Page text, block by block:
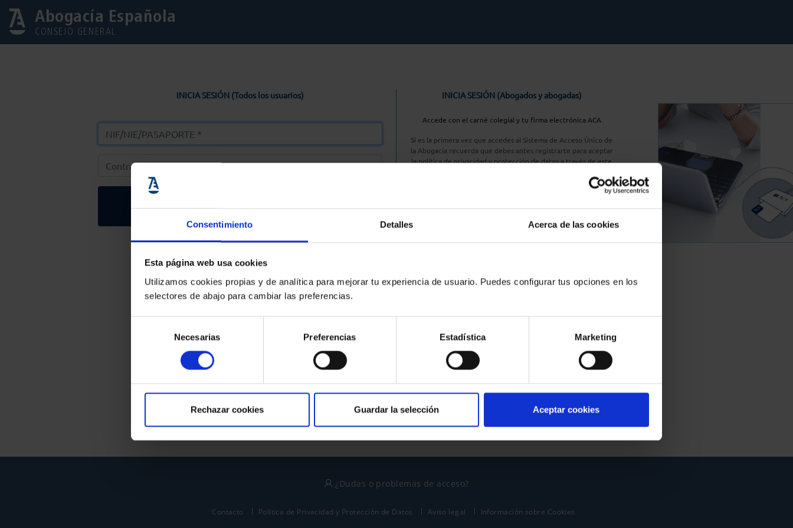
Consentimiento Detalles Acerca de las cookies
Esta página web usa cookies
Utilizamos cookies propias y de analítica para mejorar tu experiencia de usuario. Puedes configurar tus opciones en los
selectores de abajo para cambiar las preferencias.
consentimiento
Necesarias Preferencias Estadística Marketing
Rechazar cookies Guardar la selección Aceptar cookies
Abogacía Española
CONSEJO GENERAL
INICIA SESIÓN (Todos los usuarios)
Entrar
Solicitar Contraseña
INICIA SESIÓN (Abogados y abogadas)
Accede con el carné colegial y tu firma electrónica ACA
Si es la primera vez que accedes al Sistema de Acceso Único de
la Abogacía recuerda que debes antes registrarte para aceptar
la política de privacidad y protección de datos a través de este
Entrar con ACA Plus
¿No tienes cuenta?
política de privacidad
y términos del servicio
¿Dudas o problemas de acceso?
Contacto Política de Privacidad y Protección de Datos Aviso legal Información sobre Cookies